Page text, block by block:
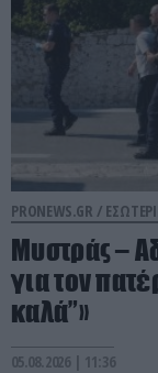
PRONEWS.GR /
Μυστράς –
για τον
καλά”»
05.08.2026 | 11:36